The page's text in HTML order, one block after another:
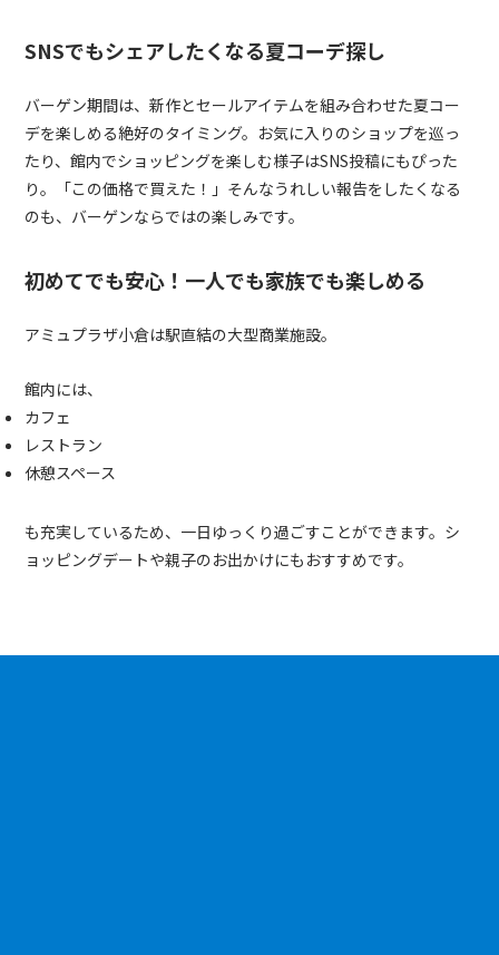
SNSでもシェアしたくなる夏コーデ探し
バーゲン期間は、新作とセールアイテムを組み合わせた夏コー
デを楽しめる絶好のタイミング。お気に入りのショップを巡っ
たり、館内でショッピングを楽しむ様子はSNS投稿にもぴった
り。「この価格で買えた！」そんなうれしい報告をしたくなる
のも、バーゲンならではの楽しみです。
初めてでも安心！一人でも家族でも楽しめる
アミュプラザ小倉は駅直結の大型商業施設。
館内には、
カフェ
レストラン
休憩スペース
も充実しているため、一日ゆっくり過ごすことができます。シ
ョッピングデートや親子のお出かけにもおすすめです。